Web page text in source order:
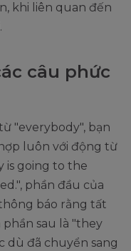
khi liên quan đến
câu phức
"everybody", bạn
luôn với động từ
is going to the
phần đầu của
báo rằng tất
phần sau là "they
dù đã chuyển sang